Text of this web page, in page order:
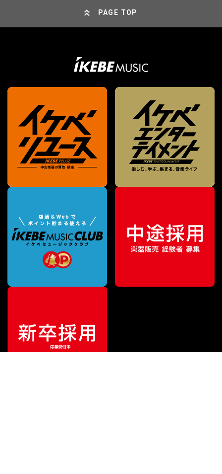
販売価格¥3,300（税込）
PAGE TOP